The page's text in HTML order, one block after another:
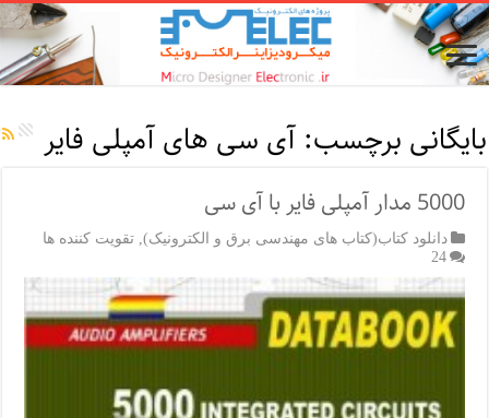
بایگانی برچسب:آی سی های آمپلی فایر
5000 مدار آمپلی فایر با آی سی
دانلود کتاب(کتاب های مهندسی برق و الکترونیک) ,تقویت کننده ها
24